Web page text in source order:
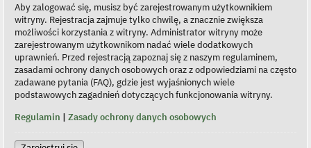
Aby zalogować się, musisz być zarejestrowanym użytkownikiem
witryny. Rejestracja zajmuje tylko chwilę, a znacznie zwiększa
możliwości korzystania z witryny. Administrator witryny może
zarejestrowanym użytkownikom nadać wiele dodatkowych
uprawnień. Przed rejestracją zapoznaj się z naszym regulaminem,
zasadami ochrony danych osobowych oraz z odpowiedziami na często
zadawane pytania (FAQ), gdzie jest wyjaśnionych wiele
podstawowych zagadnień dotyczących funkcjonowania witryny.
Regulamin | Zasady ochrony danych osobowych